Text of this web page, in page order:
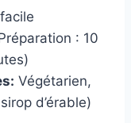
: 10
Végétarien,
d’érable)